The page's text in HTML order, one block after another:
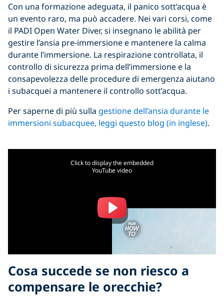
Con una formazione adeguata, il panico sott’acqua è
un evento raro, ma può accadere. Nei vari corsi, come
il PADI Open Water Diver, si insegnano le abilità per
gestire l’ansia pre-immersione e mantenere la calma
durante l’immersione. La respirazione controllata, il
controllo di sicurezza prima dell’immersione e la
consapevolezza delle procedure di emergenza aiutano
i subacquei a mantenere il controllo sott’acqua.
Per saperne di più sulla gestione dell’ansia durante le
immersioni subacquee, leggi questo blog (in inglese).
Click to display the embedded
YouTube video
Cosa succede se non riesco a
compensare le orecchie?